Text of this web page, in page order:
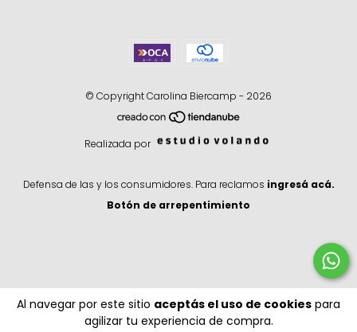
Al navegar por este sitio aceptás el uso de cookies para
agilizar tu experiencia de compra.
© Copyright Carolina Biercamp - 2026
Realizada por
Defensa de las y los consumidores. Para reclamos ingresá acá.
Botón de arrepentimiento